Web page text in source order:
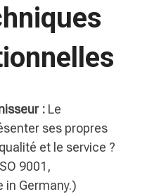
: Le
ses propres
et le service ?
9001,
in Germany.)